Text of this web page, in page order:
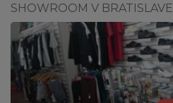
SHOWROOM V BRATISLAVE